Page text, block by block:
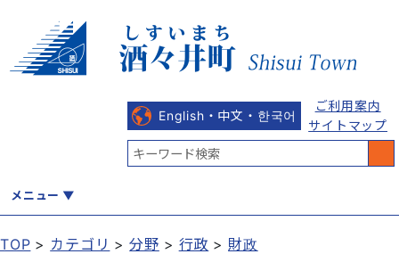
English・中文・한국어
ご利用案内
サイトマップ
メニュー
TOP カテゴリ 分野 行政
財政